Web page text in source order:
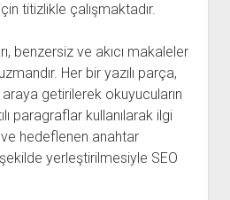
titizlikle çalışmaktadır.
benzersiz ve akıcı makaleler
Her bir yazılı parça,
getirilerek okuyucuların
paragraflar kullanılarak ilgi
hedeflenen anahtar
yerleştirilmesiyle SEO